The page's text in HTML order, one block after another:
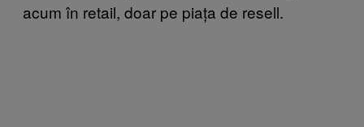
acum în retail, doar pe piața de resell.